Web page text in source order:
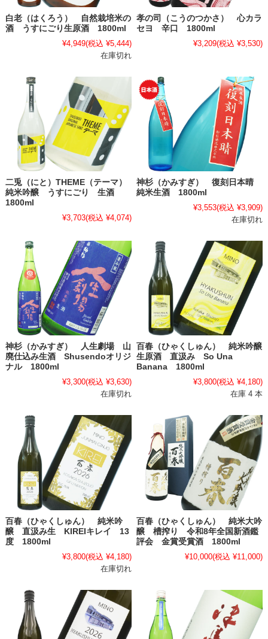
白老（はくろう） 自然栽培米の
酒 うすにごり生原酒 1800ml
¥4,949(税込 ¥5,444)
在庫切れ
孝の司（こうのつかさ） 心カラ
セヨ 辛口 1800ml
¥3,209(税込 ¥3,530)
二兎（にと）THEME（テーマ）
純米吟醸 うすにごり 生酒
1800ml
¥3,703(税込 ¥4,074)
神杉（かみすぎ） 復刻日本晴
純米生酒 1800ml
¥3,553(税込 ¥3,909)
在庫切れ
神杉（かみすぎ） 人生劇場 山
廃仕込み生酒 Shusendoオリジ
ナル 1800ml
¥3,300(税込 ¥3,630)
在庫切れ
百春（ひゃくしゅん） 純米吟醸
生原酒 直汲み So Una
Banana 1800ml
¥3,800(税込 ¥4,180)
在庫 4 本
百春（ひゃくしゅん） 純米吟
醸 直汲み生 KIREIキレイ 13
度 1800ml
¥3,800(税込 ¥4,180)
在庫切れ
百春（ひゃくしゅん） 純米大吟
醸 槽搾り 令和8年全国新酒鑑
評会 金賞受賞酒 1800ml
¥10,000(税込 ¥11,000)